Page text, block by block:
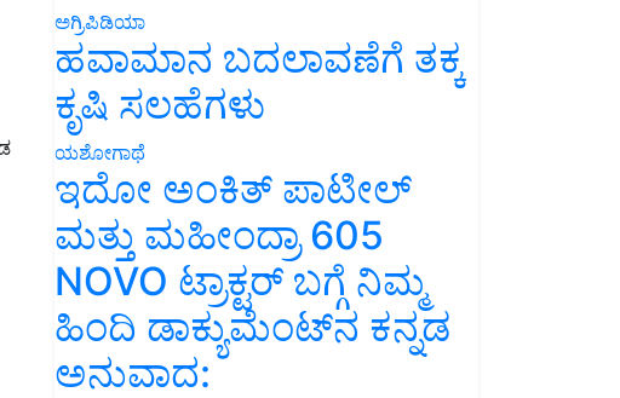
ಅಗ್ರಿಪಿಡಿಯಾ
ಹವಾಮಾನ ಬದಲಾವಣೆಗೆ ತಕ್ಕ
ಕೃಷಿ ಸಲಹೆಗಳು
ಯಶೋಗಾಥೆ
ಇದೋ ಅಂಕಿತ್ ಪಾಟೀಲ್
ಮತ್ತು ಮಹೀಂದ್ರಾ 605
NOVO ಟ್ರಾಕ್ಟರ್ ಬಗ್ಗೆ ನಿಮ್ಮ
ಹಿಂದಿ ಡಾಕ್ಯುಮೆಂಟ್‌ನ ಕನ್ನಡ
ಅನುವಾದ: